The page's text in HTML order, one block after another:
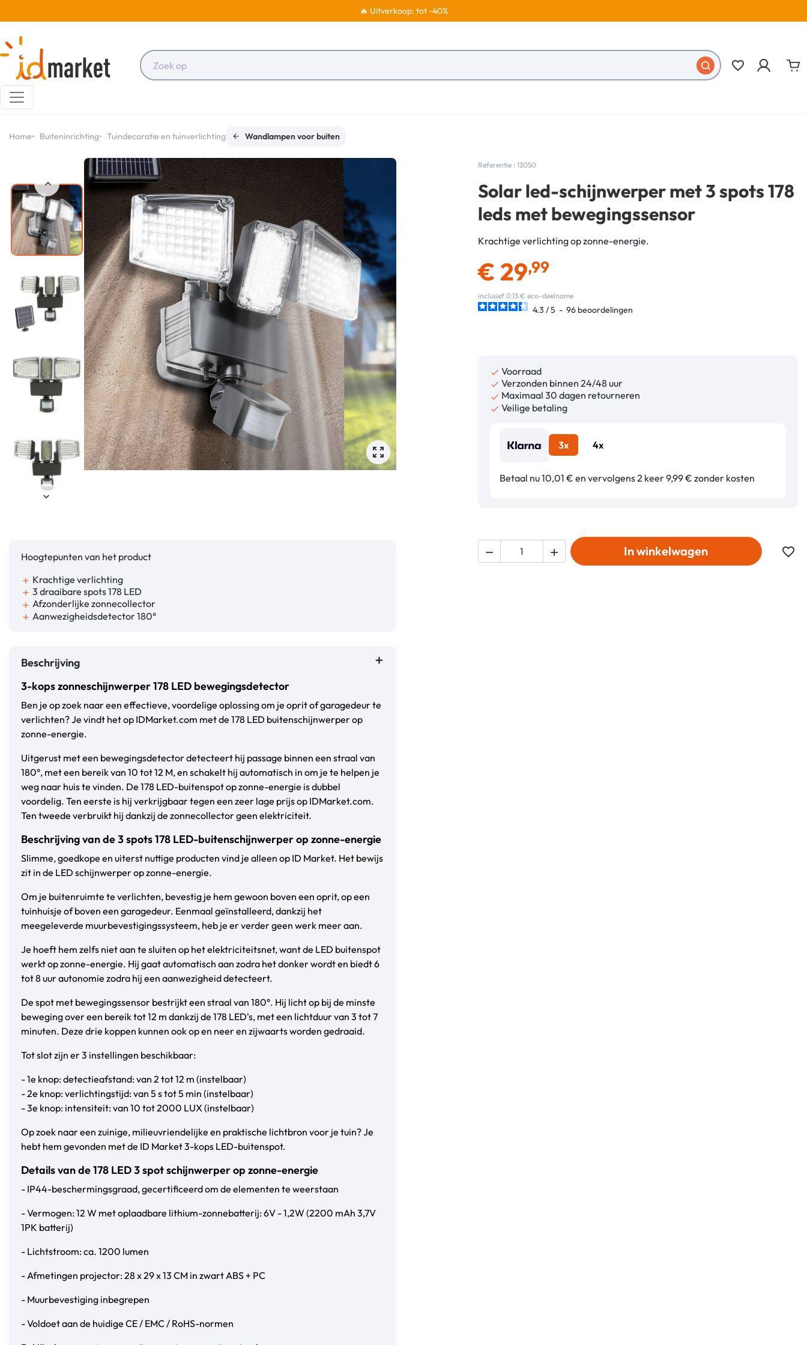
🔥 Uitverkoop: tot -40%
favorite_border
Home Buiteninrichting Tuindecoratie en tuinverlichting Wandlampen voor buiten
Hoogtepunten van het product
add Krachtige verlichting
add 3 draaibare spots 178 LED
add Afzonderlijke zonnecollector
add Aanwezigheidsdetector 180°
Beschrijving
3-kops zonneschijnwerper 178 LED bewegingsdetector
Ben je op zoek naar een effectieve, voordelige oplossing om je oprit of garagedeur te
verlichten? Je vindt het op IDMarket.com met de 178 LED buitenschijnwerper op
zonne-energie.
Uitgerust met een bewegingsdetector detecteert hij passage binnen een straal van
180°, met een bereik van 10 tot 12 M, en schakelt hij automatisch in om je te helpen je
weg naar huis te vinden. De 178 LED-buitenspot op zonne-energie is dubbel
voordelig. Ten eerste is hij verkrijgbaar tegen een zeer lage prijs op IDMarket.com.
Ten tweede verbruikt hij dankzij de zonnecollector geen elektriciteit.
Beschrijving van de 3 spots 178 LED-buitenschijnwerper op zonne-energie
Slimme, goedkope en uiterst nuttige producten vind je alleen op ID Market. Het bewijs
zit in de LED schijnwerper op zonne-energie.
Om je buitenruimte te verlichten, bevestig je hem gewoon boven een oprit, op een
tuinhuisje of boven een garagedeur. Eenmaal geïnstalleerd, dankzij het
meegeleverde muurbevestigingssysteem, heb je er verder geen werk meer aan.
Je hoeft hem zelfs niet aan te sluiten op het elektriciteitsnet, want de LED buitenspot
werkt op zonne-energie. Hij gaat automatisch aan zodra het donker wordt en biedt 6
tot 8 uur autonomie zodra hij een aanwezigheid detecteert.
De spot met bewegingssensor bestrijkt een straal van 180°. Hij licht op bij de minste
beweging over een bereik tot 12 m dankzij de 178 LED's, met een lichtduur van 3 tot 7
minuten. Deze drie koppen kunnen ook op en neer en zijwaarts worden gedraaid.
Tot slot zijn er 3 instellingen beschikbaar:
- 1e knop: detectieafstand: van 2 tot 12 m (instelbaar)
- 2e knop: verlichtingstijd: van 5 s tot 5 min (instelbaar)
- 3e knop: intensiteit: van 10 tot 2000 LUX (instelbaar)
Op zoek naar een zuinige, milieuvriendelijke en praktische lichtbron voor je tuin? Je
hebt hem gevonden met de ID Market 3-kops LED-buitenspot.
Details van de 178 LED 3 spot schijnwerper op zonne-energie
- IP44-beschermingsgraad, gecertificeerd om de elementen te weerstaan
- Vermogen: 12 W met oplaadbare lithium-zonnebatterij: 6V - 1,2W (2200 mAh 3,7V
1PK batterij)
- Lichtstroom: ca. 1200 lumen
- Afmetingen projector: 28 x 29 x 13 CM in zwart ABS + PC
- Muurbevestiging inbegrepen
- Voldoet aan de huidige CE / EMC / RoHS-normen
Referentie : 13050
Solar led-schijnwerper met 3 spots 178
leds met bewegingssensor
Krachtige verlichting op zonne-energie.
€ 29,99
inclusief 0.13 € eco-deelname
4.3 /5 - 96 beoordelingen
 Voorraad
 Verzonden binnen 24/48 uur
 Maximaal 30 dagen retourneren
 Veilige betaling
3x 4x
Betaal nu 10,01 € en vervolgens 2 keer 9,99 € zonder kosten
  In winkelwagen favorite_border